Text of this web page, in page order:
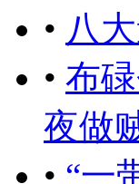
• 八
• 布
夜做
• “一